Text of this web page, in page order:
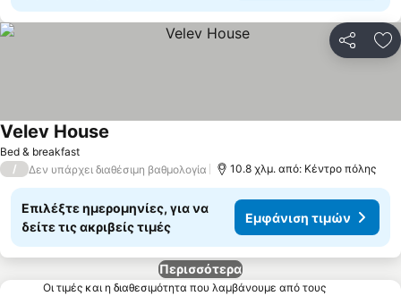
Bed & breakfast
Velev House
/ Δεν υπάρχει διαθέσιμη βαθμολογία 10.8 χλμ. από: Κέντρο πόλης
Επιλέξτε ημερομηνίες, για να
δείτε τις ακριβείς τιμές
Εμφάνιση τιμών
Περισσότερα
Οι τιμές και η διαθεσιμότητα που λαμβάνουμε από τους